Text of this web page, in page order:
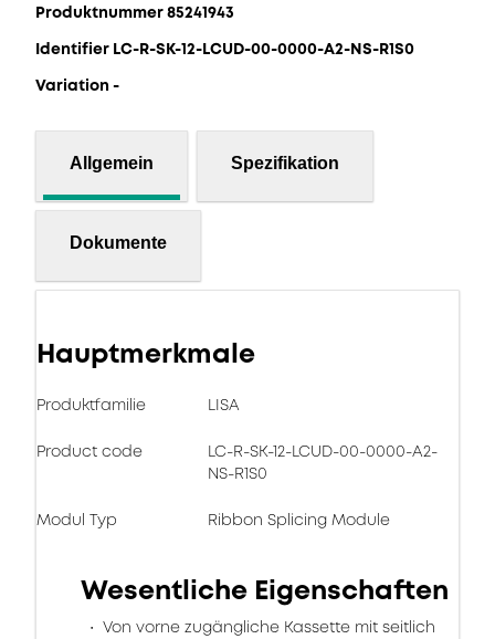
Produktnummer 85241943
Identifier LC-R-SK-12-LCUD-00-0000-A2-NS-R1S0
Variation -
Allgemein Spezifikation
Dokumente
Hauptmerkmale
Produktfamilie LISA
Product code
LC-R-SK-12-LCUD-00-0000-A2-
NS-R1S0
Modul Typ Ribbon Splicing Module
Wesentliche Eigenschaften
Von vorne zugängliche Kassette mit seitlich